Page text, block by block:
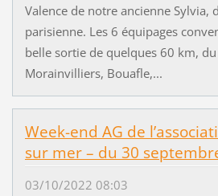
Valence de notre ancienne Sylvia,
parisienne. Les 6 équipages
belle sortie de quelques 60 km, du
Morainvilliers, Bouafle,...
Week-end AG de
sur mer – du 30
03/10/2022 08:03